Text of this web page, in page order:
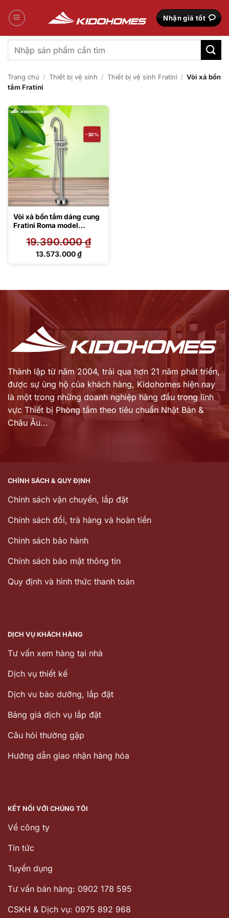
qua
Nhận giá tốt
Tìm
kiếm:
Trang chủ / Thiết bị vệ sinh / Thiết bị vệ sinh Fratini / Vòi xả bồn
tắm Fratini
-30%
Vòi xả bồn tắm dáng cung
Fratini Roma model
19.390.000₫
Giá
13.573.000₫
Giá
Thành lập từ năm 2004, trải qua hơn 21 năm phát triển,
được sự ủng hộ của khách hàng, Kidohomes hiện nay
là một trong những doanh nghiệp hàng đầu trong lĩnh
vực Thiết bị Phòng tắm theo tiêu chuẩn Nhật Bản &
Châu Âu...
CHÍNH SÁCH & QUY ĐỊNH
Chính sách vận chuyển, lắp đặt
Chính sách đổi, trả hàng và hoàn tiền
Chinh sách bảo hành
Chính sách bảo mật thông tin
Quy định và hình thức thanh toán
DỊCH VỤ KHÁCH HÀNG
Tư vấn xem hàng tại nhà
Dịch vụ thiết kế
Dịch vu bảo dưỡng, lắp đặt
Bảng giá dịch vụ lắp đặt
Câu hỏi thường gặp
Hướng dẫn giao nhận hàng hóa
KẾT NỐI VỚI CHÚNG TÔI
Về công ty
Tin tức
Tuyển dụng
Tư vấn bán hàng: 0902 178 595
CSKH & Dịch vụ: 0975 892 968